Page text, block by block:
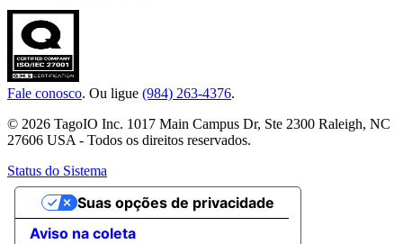
Fale conosco. Ou ligue (984) 263-4376.
© 2026 TagoIO Inc. 1017 Main Campus Dr, Ste 2300 Raleigh, NC
27606 USA - Todos os direitos reservados.
Status do Sistema
Aviso na coleta
Suas opções de privacidade